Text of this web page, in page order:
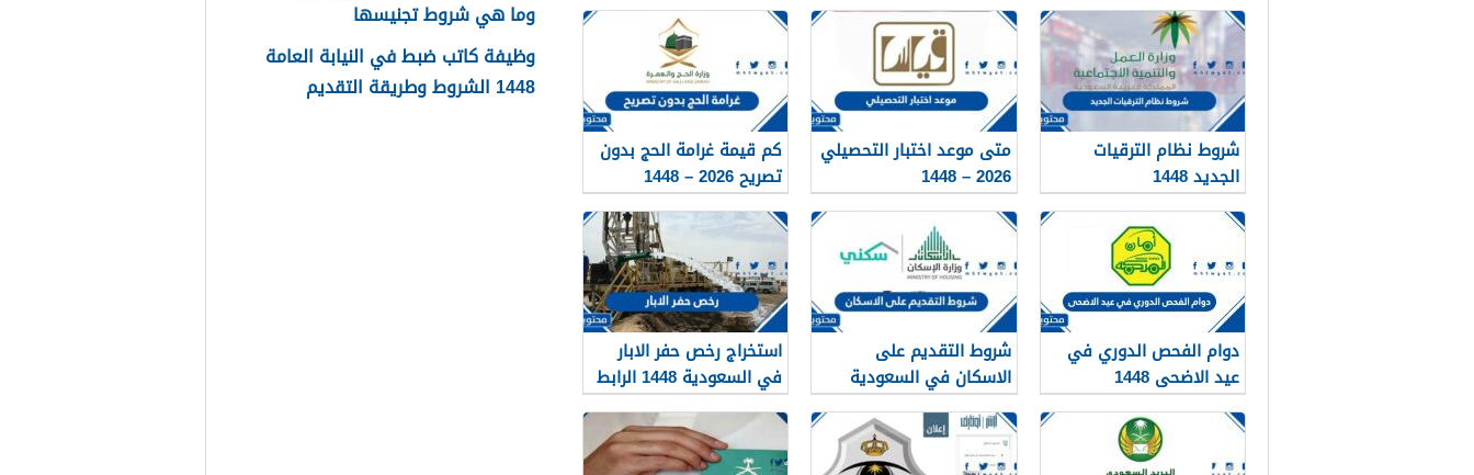
شروط نظام الترقيات
الجديد 1448
متى موعد اختبار التحصيلي
2026 – 1448
كم قيمة غرامة الحج بدون
تصريح 2026 – 1448
دوام الفحص الدوري في
عيد الاضحى 1448
شروط التقديم على
الاسكان في السعودية
1448
استخراج رخص حفر الابار
في السعودية 1448 الرابط
والشروط بالتفصيل
وما هي شروط تجنيسها
وظيفة كاتب ضبط في النيابة العامة
1448 الشروط وطريقة التقديم